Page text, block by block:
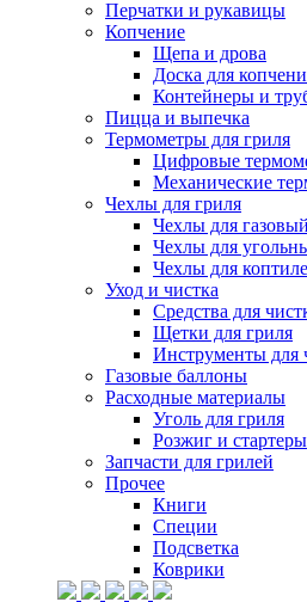
Перчатки и рукавицы
Копчение
Щепа и дрова
Доска для
Контейнеры и
Пицца и выпечка
Термометры для гриля
Цифровые
Механические
Чехлы для гриля
Чехлы для
Чехлы для
Чехлы для
Уход и чистка
Средства для
Щетки для гриля
Инструменты для
Газовые баллоны
Расходные материалы
Уголь для гриля
Розжиг и стартеры
Запчасти для грилей
Прочее
Книги
Специи
Подсветка
Коврики